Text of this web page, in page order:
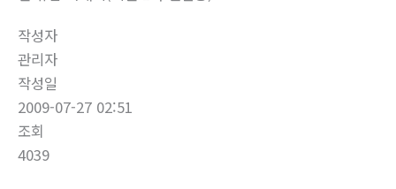
작성자
관리자
작성일
2009-07-27 02:51
조회
4039